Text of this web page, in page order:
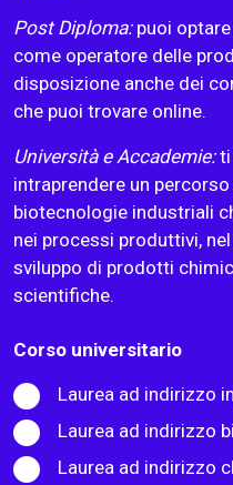
Post Diploma: puoi
come operatore delle
disposizione anche dei
che puoi trovare online.
Università e Accademie:ti
intraprendere un
biotecnologie industriali
nei processi produttivi,
sviluppo di prodotti
scientifiche.
Corso universitario
Laurea ad indirizzo
Laurea ad indirizzo
Laurea ad indirizzo